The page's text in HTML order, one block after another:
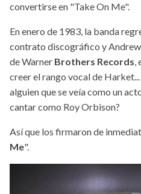
convertirse en "Take On Me".
En enero de 1983, la banda
contrato discográfico y
de Warner Brothers Records,
creer el rango vocal de
alguien que se veía como un
cantar como Roy Orbison?
Así que los firmaron de
Me".